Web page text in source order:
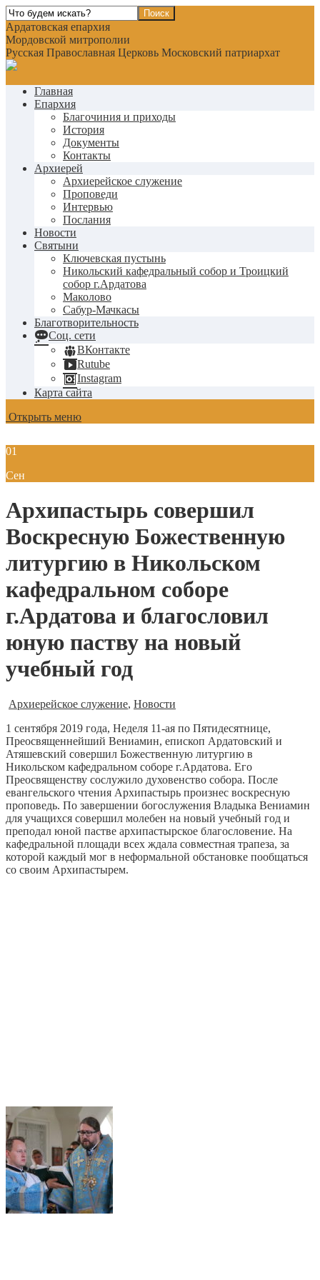
Ардатовская епархия
Мордовской митрополии
Русская Православная Церковь Московский патриархат
Главная
Епархия
Благочиния и приходы
История
Документы
Контакты
Архиерей
Архиерейское служение
Проповеди
Интервью
Послания
Новости
Святыни
Ключевская пустынь
Никольский кафедральный собор и Троицкий
собор г.Ардатова
Маколово
Сабур-Мачкасы
Благотворительность
Соц. сети
ВКонтакте
Rutube
Instagram
Карта сайта
Открыть меню
01
Сен
Архипастырь совершил
Воскресную Божественную
литургию в Никольском
кафедральном соборе
г.Ардатова и благословил
юную паству на новый
учебный год
Архиерейское служение, Новости
1 сентября 2019 года, Неделя 11-ая по Пятидесятнице,
Преосвященнейший Вениамин, епископ Ардатовский и
Атяшевский совершил Божественную литургию в
Никольском кафедральном соборе г.Ардатова. Его
Преосвященству сослужило духовенство собора. После
евангельского чтения Архипастырь произнес воскресную
проповедь. По завершении богослужения Владыка Вениамин
для учащихся совершил молебен на новый учебный год и
преподал юной пастве архипастырское благословение. На
кафедральной площади всех ждала совместная трапеза, за
которой каждый мог в неформальной обстановке пообщаться
со своим Архипастырем.